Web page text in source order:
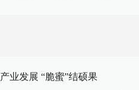
业发展 “脆蜜”结硕果